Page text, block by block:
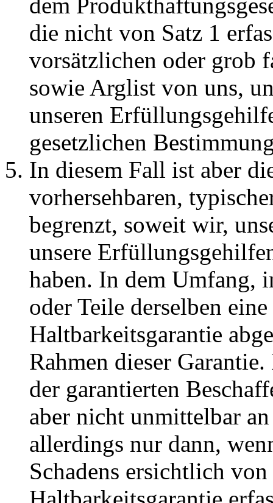
die nicht von Satz 1
vorsätzlichen oder grob
sowie Arglist von uns,
unseren
gesetzlichen
In diesem Fall ist aber
vorhersehbaren,
begrenzt, soweit wir,
unsere
haben. In dem Umfang,
oder Teile derselben
Haltbarkeitsgarantie
Rahmen dieser
der garantierten
aber nicht unmittelbar
allerdings nur dann,
Schadens ersichtlich